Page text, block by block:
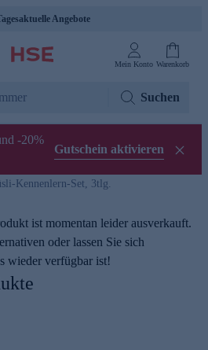
Angebote
Mein Konto Warenkorb
Suchen
-20%
Gutschein aktivieren
Kennenlern-Set, 3tlg.
ist momentan leider ausverkauft.
oder lassen Sie sich
wieder verfügbar ist!